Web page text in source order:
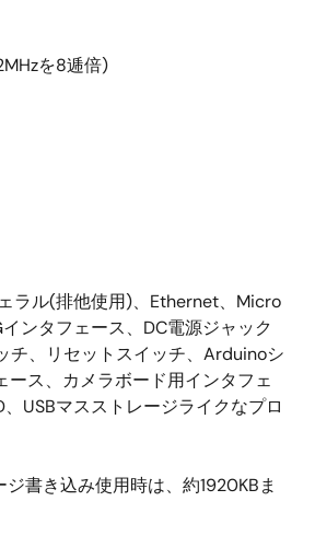
を8逓倍)
ラル(排他使用)、Ethernet、Micro
ンタフェース、DC電源ジャック
チ、リセットスイッチ、Arduinoシ
ース、カメラボード用インタフェ
USBマスストレージライクなプロ
書き込み使用時は、約1920KBま